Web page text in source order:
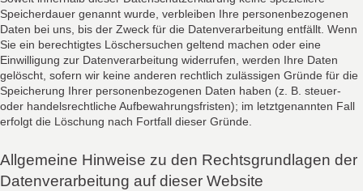
Speicherdauer genannt wurde, verbleiben Ihre personenbezogenen
Daten bei uns, bis der Zweck für die Datenverarbeitung entfällt. Wenn
Sie ein berechtigtes Löschersuchen geltend machen oder eine
Einwilligung zur Datenverarbeitung widerrufen, werden Ihre Daten
gelöscht, sofern wir keine anderen rechtlich zulässigen Gründe für die
Speicherung Ihrer personenbezogenen Daten haben (z. B. steuer-
oder handelsrechtliche Aufbewahrungsfristen); im letztgenannten Fall
erfolgt die Löschung nach Fortfall dieser Gründe.
Allgemeine Hinweise zu den Rechtsgrundlagen der
Datenverarbeitung auf dieser Website